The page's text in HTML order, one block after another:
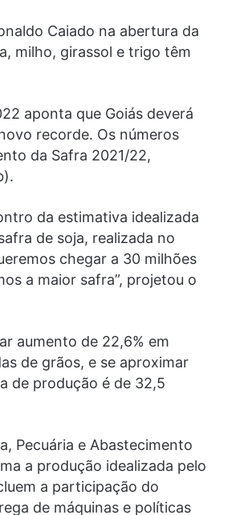
Caiado na abertura da
milho, girassol e trigo têm
aponta que Goiás deverá
recorde. Os números
da Safra 2021/22,
da estimativa idealizada
de soja, realizada no
chegar a 30 milhões
a maior safra”, projetou o
aumento de 22,6% em
de grãos, e se aproximar
de produção é de 32,5
Pecuária e Abastecimento
a produção idealizada pelo
a participação do
de máquinas e políticas